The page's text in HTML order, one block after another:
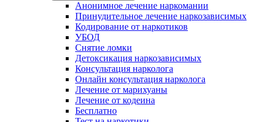
Анонимное лечение наркомании
Принудительное лечение наркозависимых
Кодирование от наркотиков
УБОД
Снятие ломки
Детоксикация наркозависимых
Консультация нарколога
Онлайн консультация нарколога
Лечение от марихуаны
Лечение от кодеина
Бесплатно